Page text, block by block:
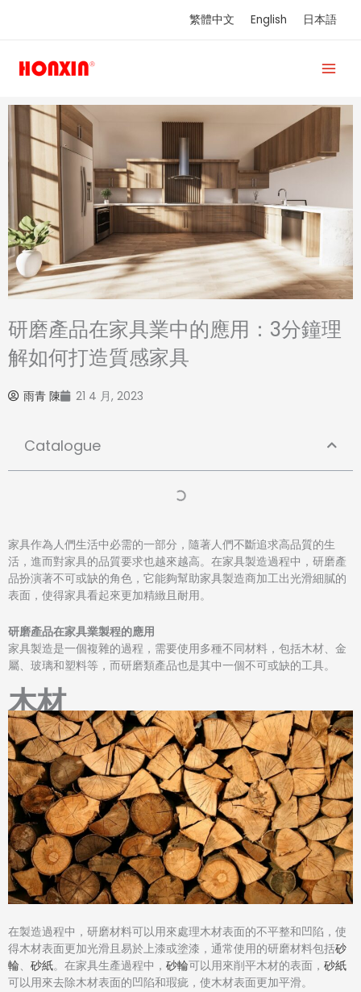
繁體中文 English 日本語
研磨產品在家具業中的應用：3分鐘理
解如何打造質感家具
雨青 陳 21 4 月, 2023
Catalogue
家具作為人們生活中必需的一部分，隨著人們不斷追求高品質的生
活，進而對家具的品質要求也越來越高。在家具製造過程中，研磨產
品扮演著不可或缺的角色，它能夠幫助家具製造商加工出光滑細膩的
表面，使得家具看起來更加精緻且耐用。
研磨產品在家具業製程的應用
家具製造是一個複雜的過程，需要使用多種不同材料，包括木材、金
屬、玻璃和塑料等，而研磨類產品也是其中一個不可或缺的工具。
木材
在製造過程中，研磨材料可以用來處理木材表面的不平整和凹陷，使
得木材表面更加光滑且易於上漆或塗漆，通常使用的研磨材料包括砂
輪、 砂紙。在家具生產過程中， 砂輪可以用來削平木材的表面， 砂紙
可以用來去除木材表面的凹陷和瑕疵，使木材表面更加平滑。